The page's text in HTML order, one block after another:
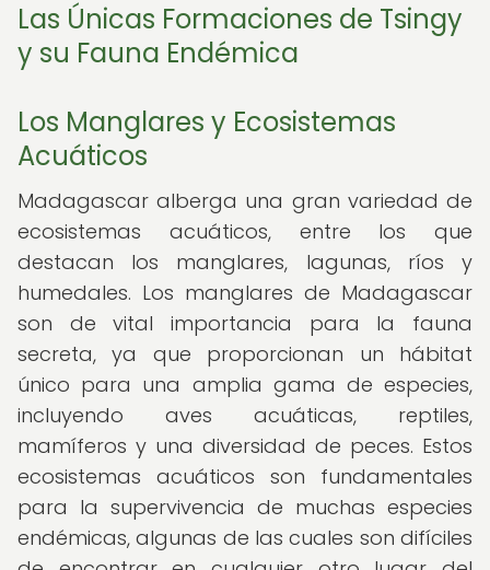
Las Únicas Formaciones de Tsingy
y su Fauna Endémica
Los Manglares y Ecosistemas
Acuáticos
Madagascar alberga una gran variedad de
ecosistemas acuáticos, entre los que
destacan los manglares, lagunas, ríos y
humedales. Los manglares de Madagascar
son de vital importancia para la fauna
secreta, ya que proporcionan un hábitat
único para una amplia gama de especies,
incluyendo aves acuáticas, reptiles,
mamíferos y una diversidad de peces. Estos
ecosistemas acuáticos son fundamentales
para la supervivencia de muchas especies
endémicas, algunas de las cuales son difíciles